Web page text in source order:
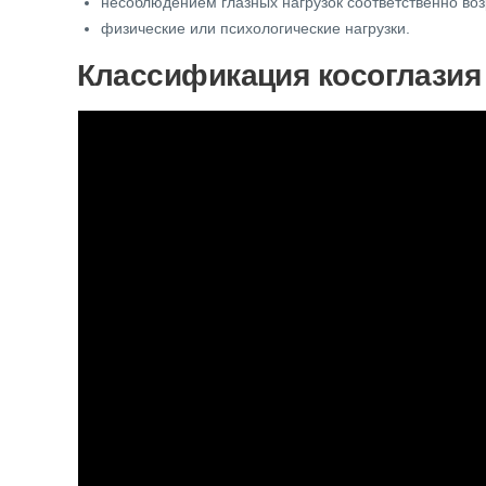
физические или психологические нагрузки.
Классификация косоглазия